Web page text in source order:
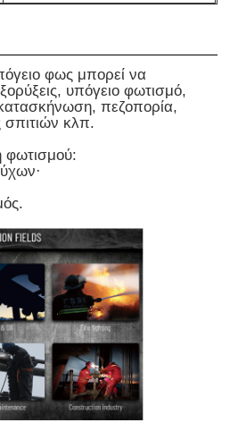
φως μπορεί να
υπόγειο φωτισμό,
πεζοπορία,
σπιτιών κλπ.
φωτισμού: